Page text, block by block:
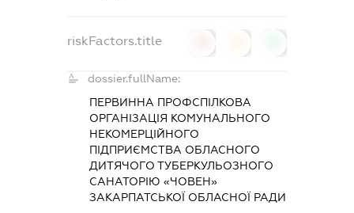
riskFactors.title
dossier.fullName:
ПЕРВИННА ПРОФСПІЛКОВА
ОРГАНІЗАЦІЯ КОМУНАЛЬНОГО
НЕКОМЕРЦІЙНОГО
ПІДПРИЄМСТВА ОБЛАСНОГО
ДИТЯЧОГО ТУБЕРКУЛЬОЗНОГО
САНАТОРІЮ «ЧОВЕН»
ЗАКАРПАТСЬКОЇ ОБЛАСНОЇ РАДИ